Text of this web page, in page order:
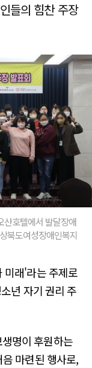
들의 힘찬 주장
산호텔에서 발달장애
북도여성장애인복지
미래'라는 주제로
년 자기 권리 주
명이 후원하는
마련된 행사로,